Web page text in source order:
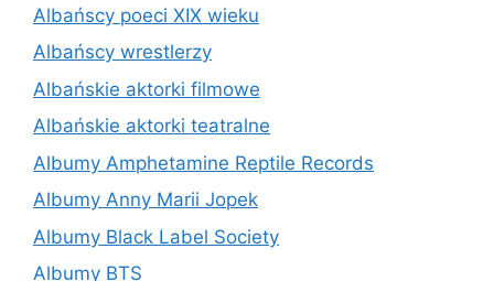
Albańscy poeci XIX wieku
Albańscy wrestlerzy
Albańskie aktorki filmowe
Albańskie aktorki teatralne
Albumy Amphetamine Reptile Records
Albumy Anny Marii Jopek
Albumy Black Label Society
Albumy BTS